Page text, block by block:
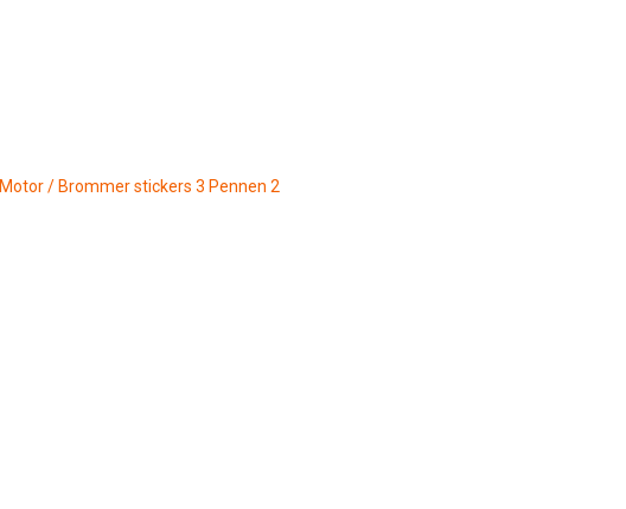
Motor / Brommer stickers 3 Pennen 2